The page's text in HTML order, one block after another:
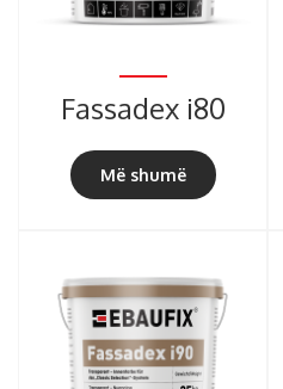
Fassadex i80
Më shumë